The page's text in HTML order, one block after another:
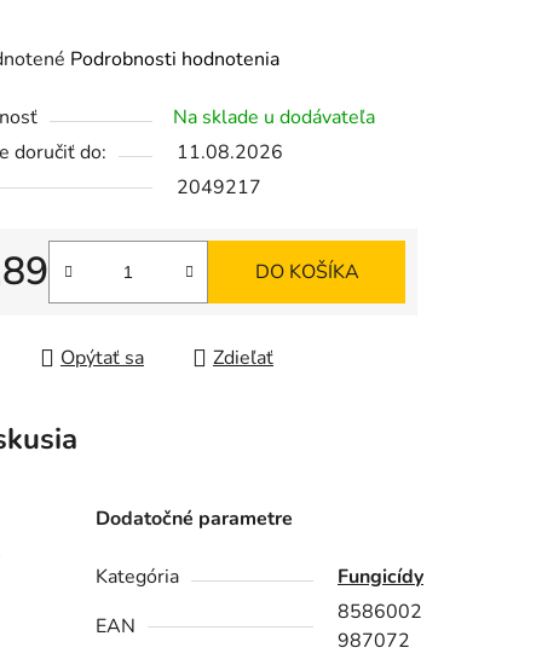
Podrobnosti hodnotenia
Na sklade u dodávateľa
doručiť do:
11.08.2026
2049217
cena:
DO KOŠÍKA
Opýtať sa Zdieľať
Dodatočné parametre
Kategória
Fungicídy
EAN
8586002
987072